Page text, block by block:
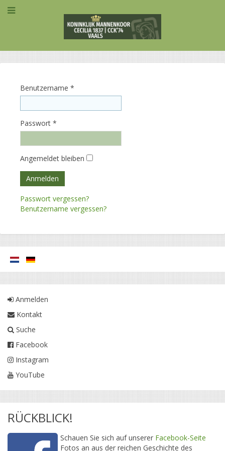
Benutzername *
Passwort *
Angemeldet bleiben
Anmelden
Passwort vergessen?
Benutzername vergessen?
Anmelden
Kontakt
Suche
Facebook
Instagram
YouTube
RÜCKBLICK!
Schauen Sie sich auf unserer Facebook-Seite
Fotos an aus der reichen Geschichte des